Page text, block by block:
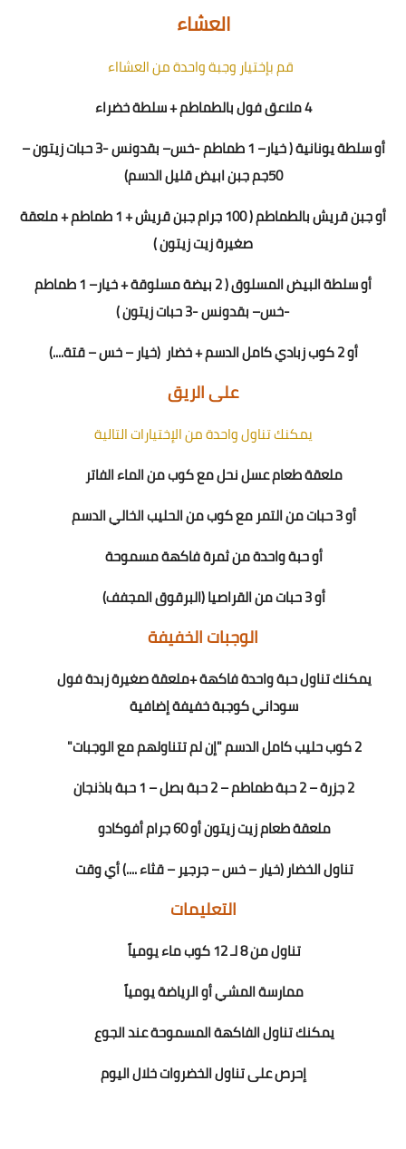
العشاء
قم بإختيار وجبة واحدة من العشااء
4 ملاعق فول بالطماطم + سلطة خضراء
أو سلطة يونانية ( خيار– 1 طماطم -خس– بقدونس -3 حبات زيتون –
50جم جبن ابيض قليل الدسم)
أو جبن قريش بالطماطم ( 100 جرام جبن قريش + 1 طماطم + ملعقة
صغيرة زيت زيتون )
أو سلطة البيض المسلوق ( 2 بيضة مسلوقة + خيار– 1 طماطم
-خس– بقدونس -3 حبات زيتون )
أو 2 كوب زبادي كامل الدسم + خضار
(خيار – خس – قتة....)
على الريق
يمكنك تناول واحدة من الإختيارات التالية
ملعقة طعام عسل نحل مع كوب من الماء الفاتر
أو 3 حبات من التمر مع كوب من الحليب الخالي الدسم
أو حبة واحدة من ثمرة فاكهة مسموحة
أو 3 حبات من القراصيا (البرقوق المجفف)
الوجبات الخفيفة
يمكنك تناول حبة واحدة فاكهة +ملعقة صغيرة زبدة فول
سوداني كوجبة خفيفة إضافية
2 كوب حليب كامل الدسم "إن لم تتناولهم مع الوجبات"
2 جزرة – 2 حبة طماطم – 2 حبة بصل – 1 حبة باذنجان
ملعقة طعام زيت زيتون أو 60 جرام أفوكادو
تناول الخضار (خيار – خس – جرجير – قثاء ....) أي وقت
التعليمات
تناول من 8 لـ 12 كوب ماء يومياً
ممارسة المشي أو الرياضة يومياً
يمكنك تناول الفاكهة المسموحة عند الجوع
إحرص على تناول الخضروات خلال اليوم